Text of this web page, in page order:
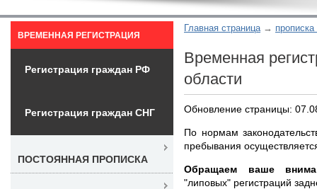
Главная страница
Временная
области
Обновление страницы:
По нормам
пребывания
Обращаем ваше
"липовых" регистраций
ВРЕМЕННАЯ РЕГИСТРАЦИЯ
Регистрация граждан РФ
Регистрация граждан СНГ
ПОСТОЯННАЯ ПРОПИСКА